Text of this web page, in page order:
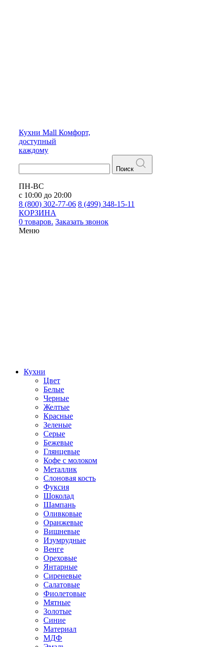
Кухни Mall Комфорт,
доступный
каждому
Поиск
ПН-ВС
с 10:00 до 20:00
8 (800) 302-77-06 8 (499) 348-15-11
КОРЗИНА
0 товаров. Заказать звонок
Меню
Кухни
Цвет
Белые
Черные
Желтые
Красные
Зеленые
Серые
Бежевые
Глянцевые
Кофе с молоком
Металлик
Слоновая кость
Фуксия
Шоколад
Шампань
Оливковые
Оранжевые
Вишневые
Изумрудные
Венге
Ореховые
Янтарные
Сиреневые
Салатовые
Фиолетовые
Мятные
Золотые
Синие
Материал
МДФ